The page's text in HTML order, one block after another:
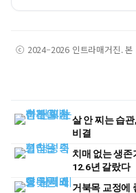
ⓒ 2024–2026 인트라매거진. 본
살 안 찌는 습
비결
치매 없는 생존
12.6년 갈랐다
거북목 교정에